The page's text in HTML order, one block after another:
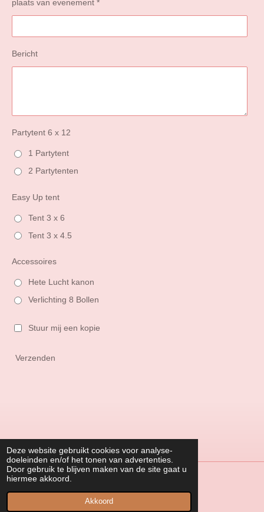
Deze website gebruikt cookies voor analyse-
doeleinden en/of het tonen van advertenties.
Door gebruik te blijven maken van de site gaat u
hiermee akkoord.
Akkoord
plaats van evenement *
Bericht
Partytent 6 x 12
1 Partytent
2 Partytenten
Easy Up tent
Tent 3 x 6
Tent 3 x 4.5
Accessoires
Hete Lucht kanon
Verlichting 8 Bollen
Stuur mij een kopie
Verzenden
Algemene voorwaarden
© 2022 - 2026 LGGroup.be